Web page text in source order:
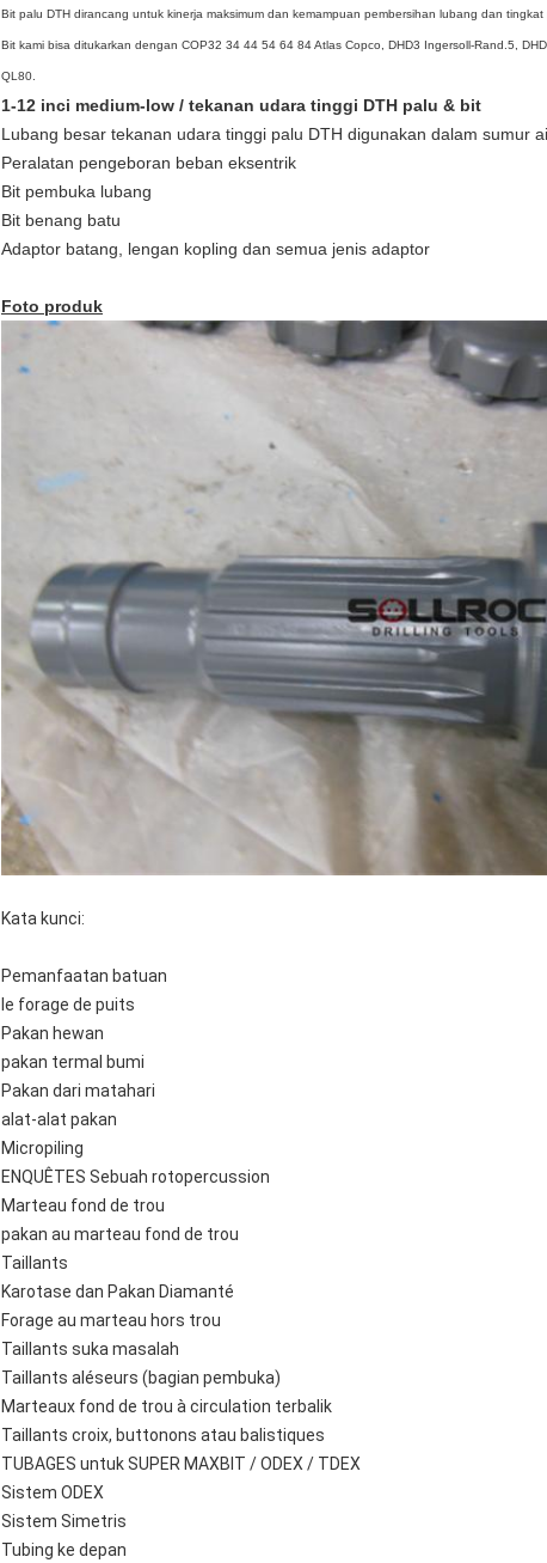
Bit palu DTH dirancang untuk kinerja maksimum dan kemampuan pembersihan lubang dan
Bit kami bisa ditukarkan dengan COP32 34 44 54 64 84 Atlas Copco, DHD3 Ingersoll-Rand.5,
QL80.
1-12 inci medium-low / tekanan udara tinggi DTH palu & bit
Lubang besar tekanan udara tinggi palu DTH digunakan dalam sumur
Peralatan pengeboran beban eksentrik
Bit pembuka lubang
Bit benang batu
Adaptor batang, lengan kopling dan semua jenis adaptor
Foto produk
Kata kunci:
Pemanfaatan batuan
le forage de puits
Pakan hewan
pakan termal bumi
Pakan dari matahari
alat-alat pakan
Micropiling
ENQUÊTES Sebuah rotopercussion
Marteau fond de trou
pakan au marteau fond de trou
Taillants
Karotase dan Pakan Diamanté
Forage au marteau hors trou
Taillants suka masalah
Taillants aléseurs (bagian pembuka)
Marteaux fond de trou à circulation terbalik
Taillants croix, buttonons atau balistiques
TUBAGES untuk SUPER MAXBIT / ODEX / TDEX
Sistem ODEX
Sistem Simetris
Tubing ke depan